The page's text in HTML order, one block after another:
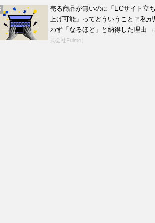
売る商品が無いのに「ECサイト立ち
上げ可能」ってどういうこと？私が
わず「なるほど」と納得した理由
式会社Fulmo）